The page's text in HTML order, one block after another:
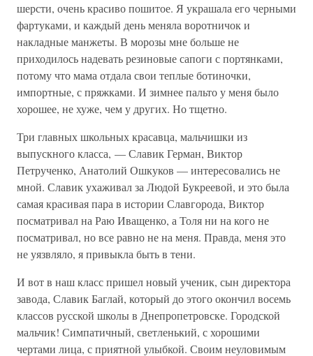
шерсти, очень красиво пошитое. Я украшала его черными
фартуками, и каждый день меняла воротничок и
накладные манжеты. В морозы мне больше не
приходилось надевать резиновые сапоги с портянками,
потому что мама отдала свои теплые ботиночки,
импортные, с пряжками. И зимнее пальто у меня было
хорошее, не хуже, чем у других. Но тщетно.
Три главных школьных красавца, мальчишки из
выпускного класса, — Славик Герман, Виктор
Петрученко, Анатолий Ошкуков — интересовались не
мной. Славик ухаживал за Людой Букреевой, и это была
самая красивая пара в истории Славгорода, Виктор
посматривал на Раю Иващенко, а Толя ни на кого не
посматривал, но все равно не на меня. Правда, меня это
не уязвляло, я привыкла быть в тени.
И вот в наш класс пришел новый ученик, сын директора
завода, Славик Баглай, который до этого окончил восемь
классов русской школы в Днепропетровске. Городской
мальчик! Симпатичный, светленький, с хорошими
чертами лица, с приятной улыбкой. Своим неуловимым